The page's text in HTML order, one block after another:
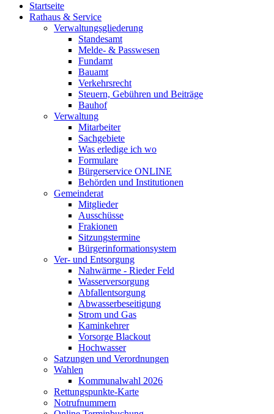
Startseite
Rathaus & Service
Verwaltungsgliederung
Standesamt
Melde- & Passwesen
Fundamt
Bauamt
Verkehrsrecht
Steuern, Gebühren und Beiträge
Bauhof
Verwaltung
Mitarbeiter
Sachgebiete
Was erledige ich wo
Formulare
Bürgerservice ONLINE
Behörden und Institutionen
Gemeinderat
Mitglieder
Ausschüsse
Frakionen
Sitzungstermine
Bürgerinformationsystem
Ver- und Entsorgung
Nahwärme - Rieder Feld
Wasserversorgung
Abfallentsorgung
Abwasserbeseitigung
Strom und Gas
Kaminkehrer
Vorsorge Blackout
Hochwasser
Satzungen und Verordnungen
Wahlen
Kommunalwahl 2026
Rettungspunkte-Karte
Notrufnummern